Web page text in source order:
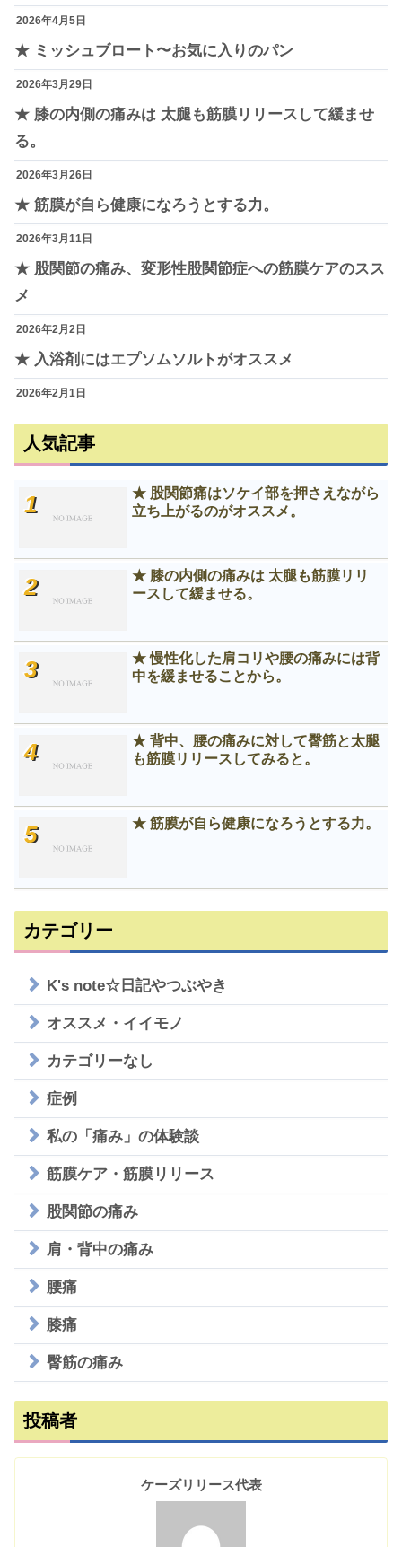
2026年4月5日
★ ミッシュブロート〜お気に入りのパン
2026年3月29日
★ 膝の内側の痛みは 太腿も筋膜リリースして緩ませ
る。
2026年3月26日
★ 筋膜が自ら健康になろうとする力。
2026年3月11日
★ 股関節の痛み、変形性股関節症への筋膜ケアのスス
メ
2026年2月2日
★ 入浴剤にはエプソムソルトがオススメ
2026年2月1日
人気記事
★ 股関節痛はソケイ部を押さえながら
立ち上がるのがオススメ。
★ 膝の内側の痛みは 太腿も筋膜リリ
ースして緩ませる。
★ 慢性化した肩コリや腰の痛みには背
中を緩ませることから。
★ 背中、腰の痛みに対して臀筋と太腿
も筋膜リリースしてみると。
★ 筋膜が自ら健康になろうとする力。
カテゴリー
K's note☆日記やつぶやき
オススメ・イイモノ
カテゴリーなし
症例
私の「痛み」の体験談
筋膜ケア・筋膜リリース
股関節の痛み
肩・背中の痛み
腰痛
膝痛
臀筋の痛み
投稿者
ケーズリリース代表